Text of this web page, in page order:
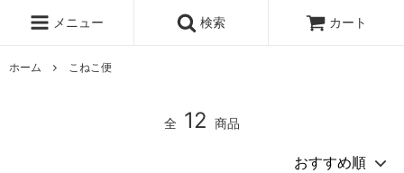
メニュー 検索 カート
ホーム こねこ便
全 12 商品